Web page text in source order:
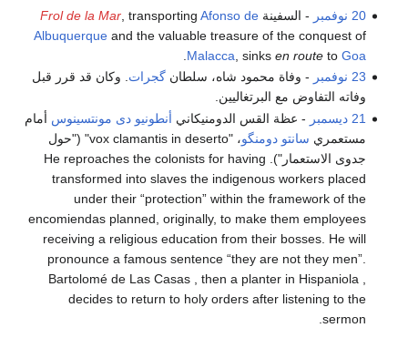
20 نوفمبر
- السفينة Frol de la Mar, transporting Afonso de
Albuquerqueand the valuable treasure of the conquest of
Malacca , sinks en routeto Goa
23 نوفمبر
- وفاة محمود شاه، سلطانگجرات. وكان قد قرر قبل
وفاته التفاوض مع البرتغاليين.
21 ديسمبر
- عظة القس الدومنيكاني أنطونيو دى مونتسينوس أمام
مستعمري سانتو دومنگو
، "vox clamantis in deserto" ("حول
جدوى الاستعمار"). He reproaches the colonists for having
transformed into slaves the indigenous workers placed
under their “protection” within the framework of the
encomiendas planned, originally, to make them employees
receiving a religious education from their bosses. He will
pronounce a famous sentence “they are not they men”.
Bartolomé de Las Casas , then a planter in Hispaniola ,
decides to return to holy orders after listening to the
sermon.